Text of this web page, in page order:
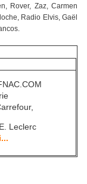
Rover, Zaz, Carmen
Radio Elvis, Gaël
Leclerc